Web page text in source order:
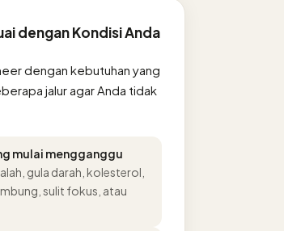
dengan Kondisi Anda
dengan kebutuhan yang
jalur agar Anda tidak
mulai mengganggu
gula darah, kolesterol,
sulit fokus, atau